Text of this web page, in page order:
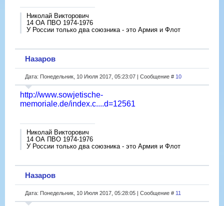
Николай Викторович
14 ОА ПВО 1974-1976
У России только два союзника - это Армия и Флот
Назаров
Дата: Понедельник, 10 Июля 2017, 05:23:07 | Сообщение # 10
http://www.sowjetische-
memoriale.de/index.c....d=12561
Николай Викторович
14 ОА ПВО 1974-1976
У России только два союзника - это Армия и Флот
Назаров
Дата: Понедельник, 10 Июля 2017, 05:28:05 | Сообщение # 11